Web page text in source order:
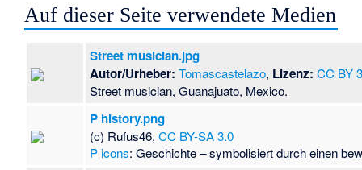
Auf dieser Seite verwendete Medien
Street musician.jpg
Autor/Urheber: Tomascastelazo, Lizenz: CC BY
Street musician, Guanajuato, Mexico.
P history.png
(c) Rufus46,CC BY-SA 3.0
P icons: Geschichte – symbolisiert durch einen